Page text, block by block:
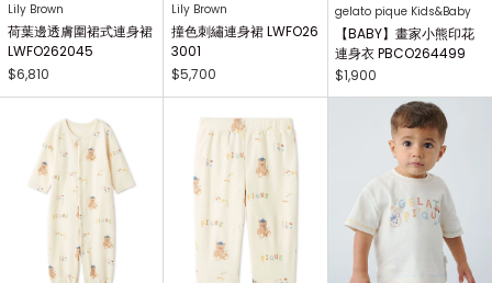
Lily Brown
荷葉邊透膚圍裙式連身裙
LWFO262045
$6,810
Lily Brown
撞色刺繡連身裙 LWFO26
3001
$5,700
gelato pique Kids&Baby
【BABY】畫家小熊印花
連身衣 PBCO264499
$1,900